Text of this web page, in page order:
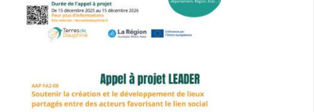
Santé
Culture, sports & loisirs
Equipements et services culturels sur le territoire
Matacena : Réseau de lecture